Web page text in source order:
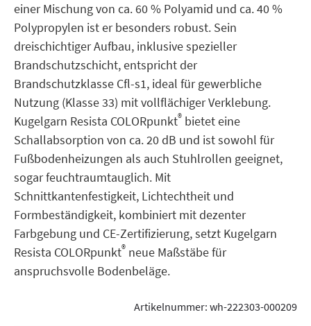
einer Mischung von ca. 60 % Polyamid und ca. 40 %
Polypropylen ist er besonders robust. Sein
dreischichtiger Aufbau, inklusive spezieller
Brandschutzschicht, entspricht der
Brandschutzklasse Cfl-s1, ideal für gewerbliche
Nutzung (Klasse 33) mit vollflächiger Verklebung.
Kugelgarn Resista COLORpunkt® bietet eine
Schallabsorption von ca. 20 dB und ist sowohl für
Fußbodenheizungen als auch Stuhlrollen geeignet,
sogar feuchtraumtauglich. Mit
Schnittkantenfestigkeit, Lichtechtheit und
Formbeständigkeit, kombiniert mit dezenter
Farbgebung und CE-Zertifizierung, setzt Kugelgarn
Resista COLORpunkt® neue Maßstäbe für
anspruchsvolle Bodenbeläge.
Artikelnummer: wh-222303-000209